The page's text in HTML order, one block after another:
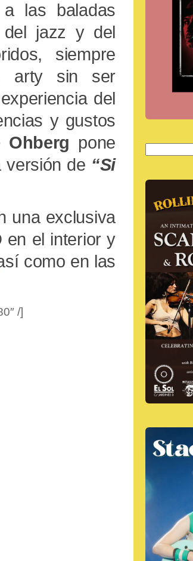
las baladas
del jazz y del
siempre
arty sin ser
del
y gustos
Ohberg pone
versión de “Si
una exclusiva
en el interior y
como en las
/]